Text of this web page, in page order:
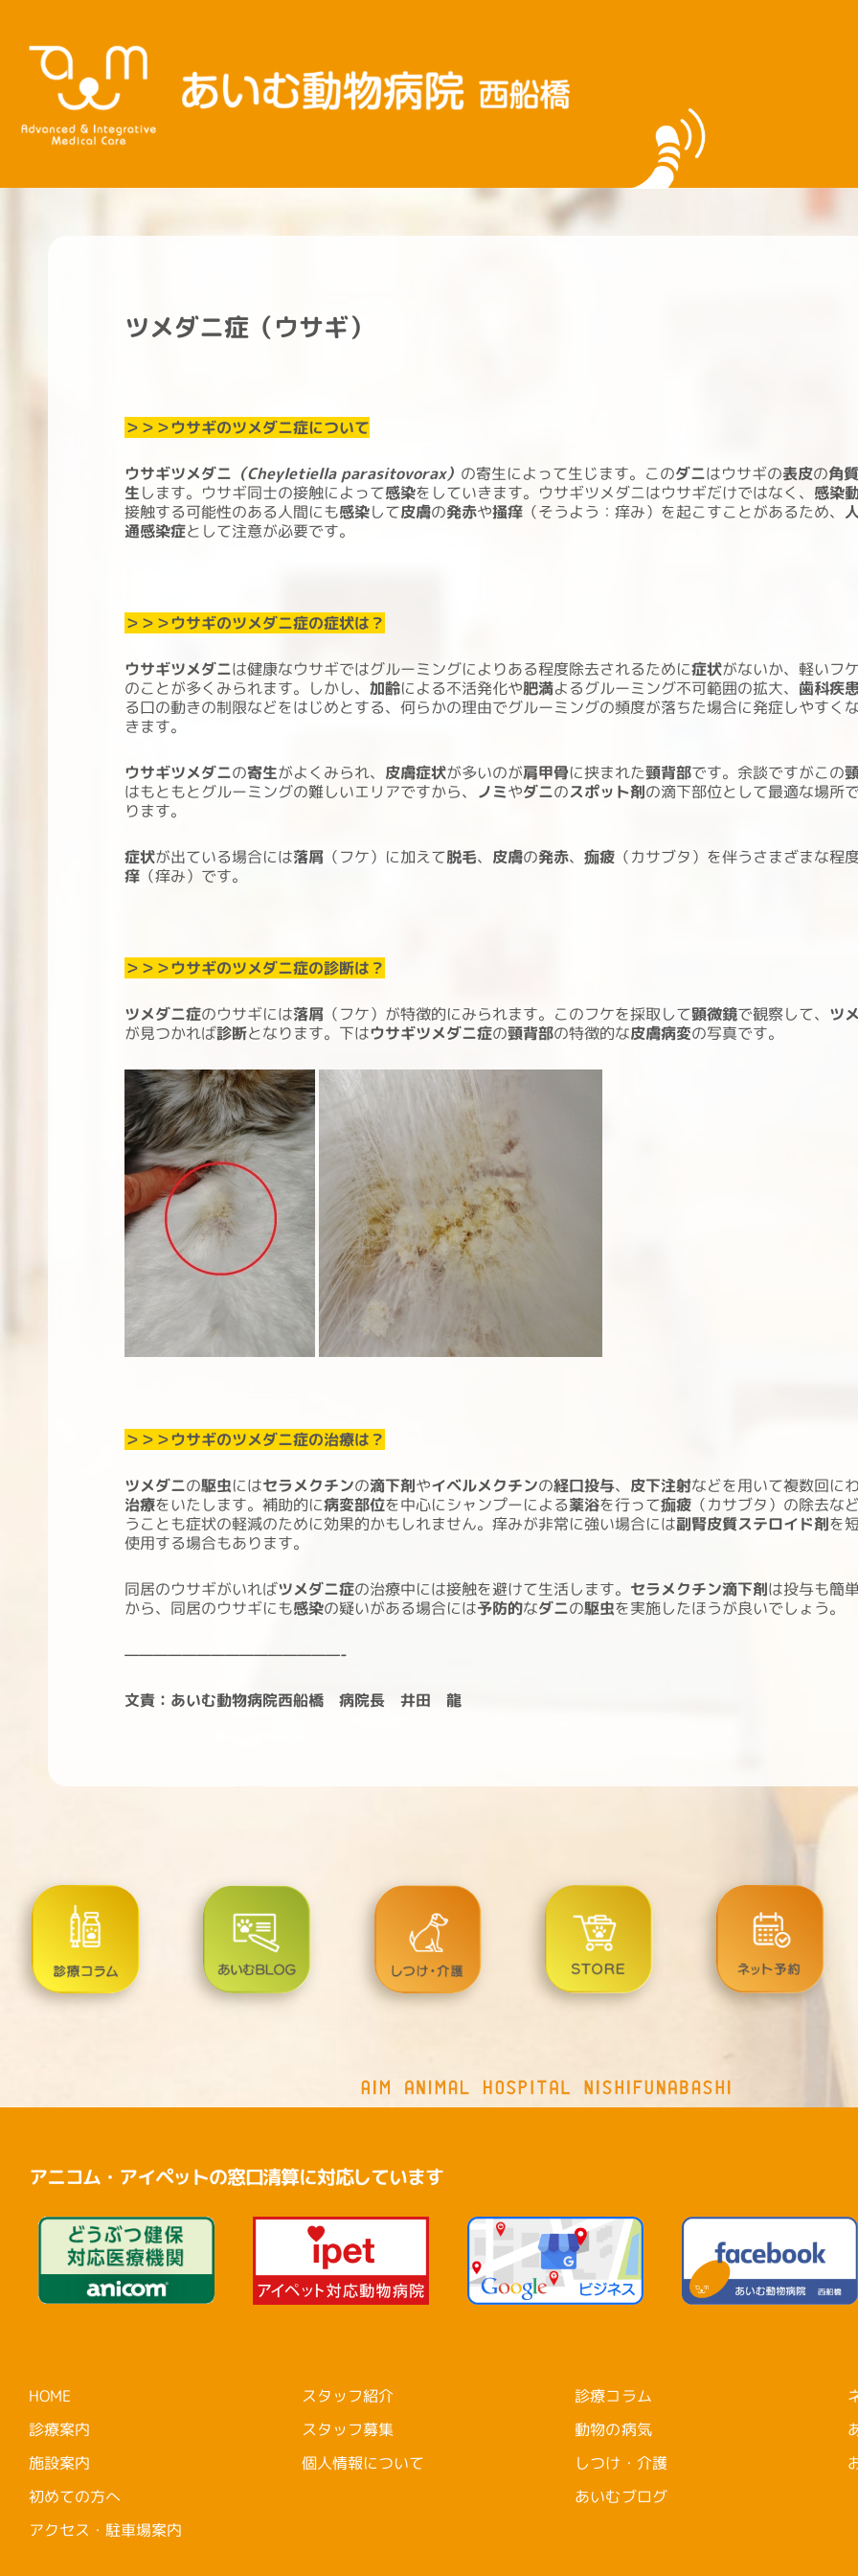
ツメダニ症（ウサギ）
＞＞＞ウサギのツメダニ症について
ウサギツメダニ （Cheyletiella parasitovorax） の寄生によって生じます。このダニはウサギの表皮の角
生します。ウサギ同士の接触によって感染をしていきます。ウサギツメダニはウサギだけではなく、 感染
接触する可能性のある人間にも感染して皮膚の発赤や掻痒 （そうよう：痒み）を起こすことがあるため、
通感染症として注意が必要です。
＞＞＞ウサギのツメダニ症の症状は？
ウサギツメダニは健康なウサギではグルーミングによりある程度除去されるために症状がないか、軽いフ
のことが多くみられます。しかし、 加齢による不活発化や肥満よるグルーミング不可範囲の拡大、 歯科疾
る口の動きの制限などをはじめとする、何らかの理由でグルーミングの頻度が落ちた場合に発症しやすく
きます。
ウサギツメダニの寄生がよくみられ、 皮膚症状が多いのが肩甲骨に挟まれた頸背部です。余談ですがこの
はもともとグルーミングの難しいエリアですから、 ノミやダニのスポット剤の滴下部位として最適な場所
ります。
症状が出ている場合には落屑 （フケ）に加えて脱毛、 皮膚の発赤、 痂疲 （カサブタ）を伴うさまざまな程
痒 （痒み）です。
＞＞＞ウサギのツメダニ症の診断は？
ツメダニ症のウサギには落屑 （フケ）が特徴的にみられます。このフケを採取して顕微鏡で観察して、 ツ
が見つかれば診断となります。下はウサギツメダニ症の頸背部の特徴的な皮膚病変の写真です。
＞＞＞ウサギのツメダニ症の治療は？
ツメダニの駆虫にはセラメクチンの滴下剤やイベルメクチンの経口投与、 皮下注射などを用いて複数回に
治療をいたします。補助的に病変部位を中心にシャンプーによる薬浴を行って痂疲 （カサブタ）の除去な
うことも症状の軽減のために効果的かもしれません。痒みが非常に強い場合には副腎皮質ステロイド剤を
使用する場合もあります。
同居のウサギがいればツメダニ症の治療中には接触を避けて生活します。 セラメクチン滴下剤は投与も簡
から、同居のウサギにも感染の疑いがある場合には予防的なダニの駆虫を実施したほうが良いでしょう。
———————————————-
文責：あいむ動物病院西船橋 病院長 井田 龍
アニコム・アイペットの窓口清算に対応しています
HOME
診療案内
施設案内
初めての方へ
アクセス・駐車場案内
スタッフ紹介
スタッフ募集
個人情報について
診療コラム
動物の病気
しつけ・介護
あいむブログ